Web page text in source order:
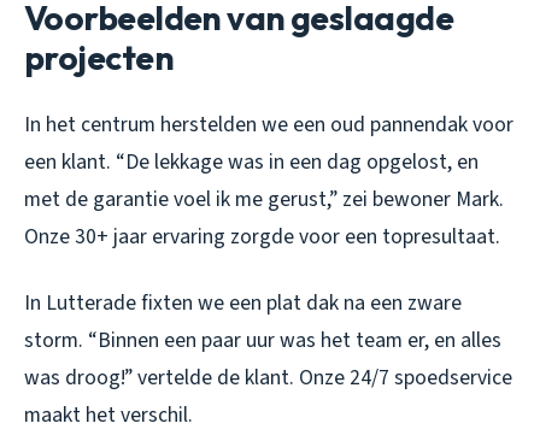
Voorbeelden van geslaagde
projecten
In het centrum herstelden we een oud pannendak voor
een klant. “De lekkage was in een dag opgelost, en
met de garantie voel ik me gerust,” zei bewoner Mark.
Onze 30+ jaar ervaring zorgde voor een topresultaat.
In Lutterade fixten we een plat dak na een zware
storm. “Binnen een paar uur was het team er, en alles
was droog!” vertelde de klant. Onze 24/7 spoedservice
maakt het verschil.